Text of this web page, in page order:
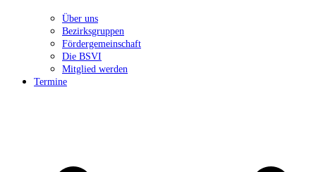
Über uns
Bezirksgruppen
Fördergemeinschaft
Die BSVI
Mitglied werden
Termine